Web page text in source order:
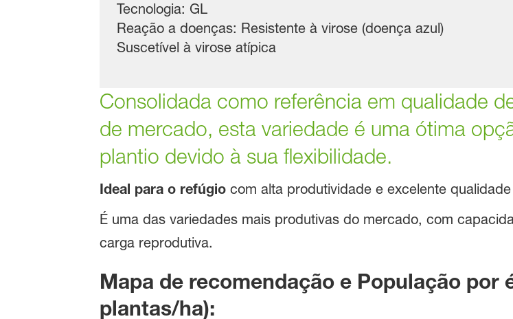
Tecnologia: GL
Reação a doenças: Resistente à virose (doença azul)
Suscetível à virose atípica
Consolidada como referência em qualidade
de mercado, esta variedade é uma ótima
plantio devido à sua flexibilidade.
Ideal para o refúgio com alta produtividade e excelente
É uma das variedades mais produtivas do mercado, com
carga reprodutiva.
Mapa de recomendação e População por
plantas/ha):